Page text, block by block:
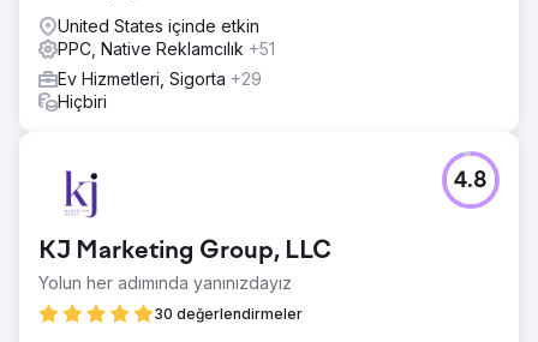
United States içinde etkin
PPC, Native Reklamcılık +51
Ev Hizmetleri, Sigorta +29
Hiçbiri
KJ Marketing Group, LLC
Yolun her adımında yanınızdayız
30 değerlendirmeler
4.8